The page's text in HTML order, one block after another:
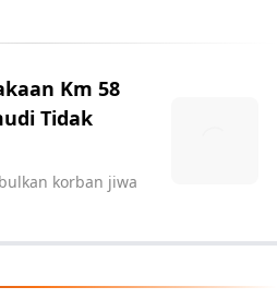
Km 58
Tidak
korban jiwa